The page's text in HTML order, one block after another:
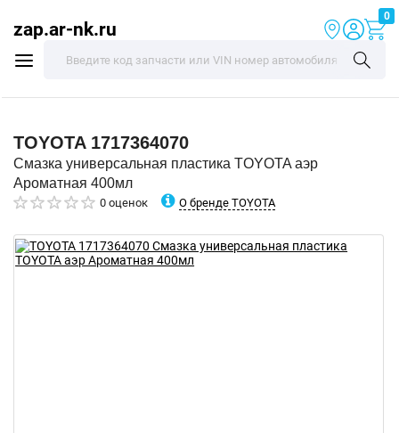
zap.ar-nk.ru
0
TOYOTA 1717364070
Смазка универсальная пластика TOYOTA аэр
Ароматная 400мл
0 оценок О бренде TOYOTA